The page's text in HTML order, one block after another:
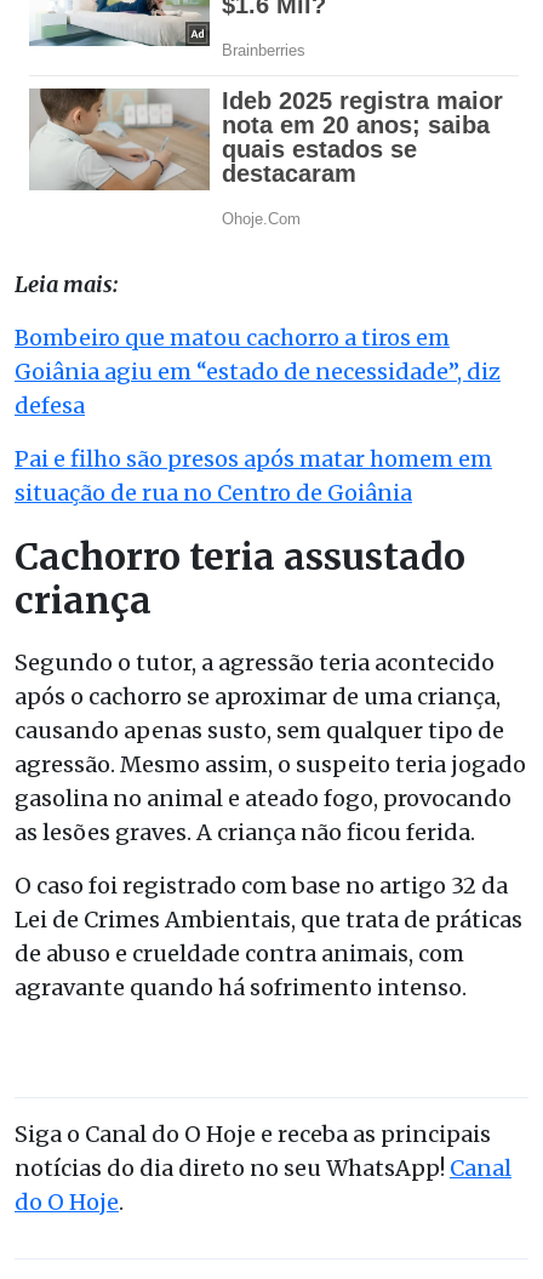
Leia mais:
Bombeiro que matou cachorro a tiros em
Goiânia agiu em “estado de necessidade”, diz
defesa
Pai e filho são presos após matar homem em
situação de rua no Centro de Goiânia
Cachorro teria assustado
criança
Segundo o tutor, a agressão teria acontecido
após o cachorro se aproximar de uma criança,
causando apenas susto, sem qualquer tipo de
agressão. Mesmo assim, o suspeito teria jogado
gasolina no animal e ateado fogo, provocando
as lesões graves. A criança não ficou ferida.
O caso foi registrado com base no artigo 32 da
Lei de Crimes Ambientais, que trata de práticas
de abuso e crueldade contra animais, com
agravante quando há sofrimento intenso.
Siga o Canal do O Hoje e receba as principais
notícias do dia direto no seu WhatsApp! Canal
do O Hoje.